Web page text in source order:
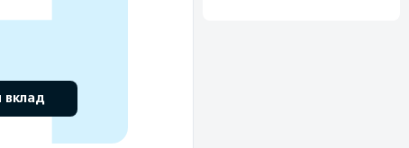
вклад